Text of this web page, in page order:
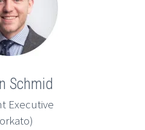
Schmid
Executive